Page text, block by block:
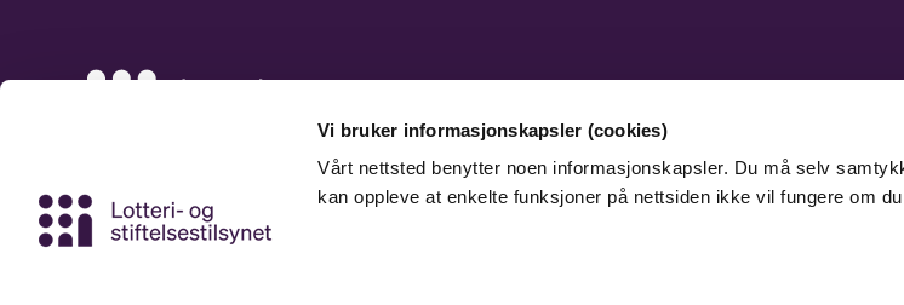
Vi bruker informasjonskapsler (cookies)
Vårt nettsted benytter noen informasjonskapsler. Du må selv
kan oppleve at enkelte funksjoner på nettsiden ikke vil fungere om
Adresse
Storehagen 1B, Postboks 800
6805 Førde